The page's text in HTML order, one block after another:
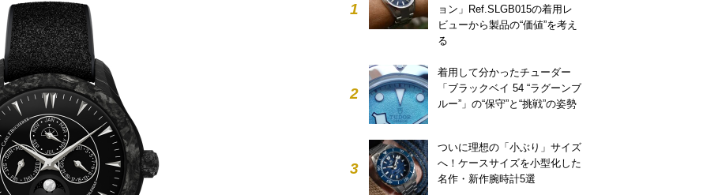
1
ョン」Ref.SLGB015の着用レ
ビューから製品の“価値”を考え
る
2
着用して分かったチューダー
「ブラックベイ 54 “ラグーンブ
ルー”」の“保守”と“挑戦”の姿勢
3
ついに理想の「小ぶり」サイズ
へ！ケースサイズを小型化した
名作・新作腕時計5選